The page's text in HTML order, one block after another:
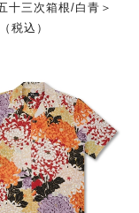
十三次箱根/白青＞
税込）